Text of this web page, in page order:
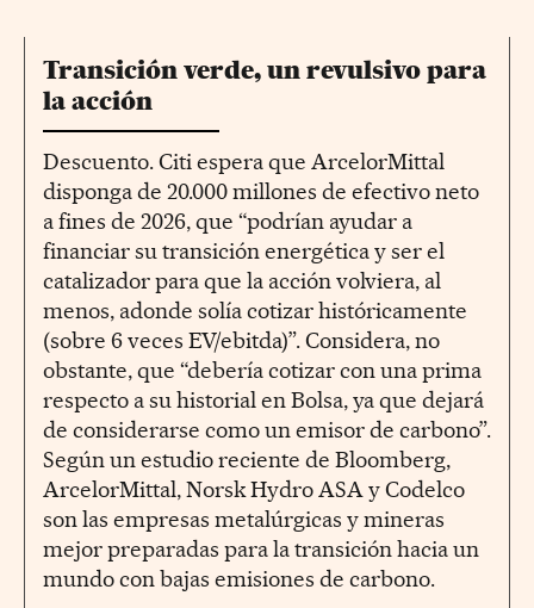
Transición verde, un revulsivo para
la acción
Descuento. Citi espera que ArcelorMittal
disponga de 20.000 millones de efectivo neto
a fines de 2026, que “podrían ayudar a
financiar su transición energética y ser el
catalizador para que la acción volviera, al
menos, adonde solía cotizar históricamente
(sobre 6 veces EV/ebitda)”. Considera, no
obstante, que “debería cotizar con una prima
respecto a su historial en Bolsa, ya que dejará
de considerarse como un emisor de carbono”.
Según un estudio reciente de Bloomberg,
Arcelor­Mittal, Norsk Hydro ASA y Codelco
son las empresas metalúrgicas y mineras
mejor preparadas para la transición hacia un
mundo con bajas emisiones de carbono.